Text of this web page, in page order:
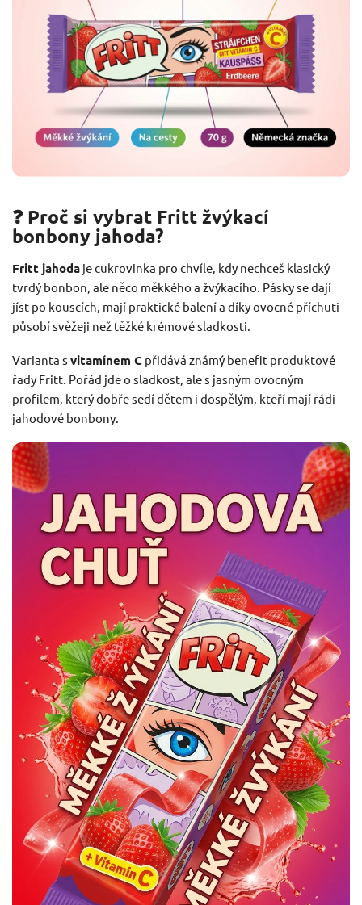
❓ Proč si vybrat Fritt žvýkací
bonbony jahoda?
Fritt jahoda je cukrovinka pro chvíle, kdy nechceš klasický
tvrdý bonbon, ale něco měkkého a žvýkacího. Pásky se dají
jíst po kouscích, mají praktické balení a díky ovocné příchuti
působí svěžeji než těžké krémové sladkosti.
Varianta s vitamínem C přidává známý benefit produktové
řady Fritt. Pořád jde o sladkost, ale s jasným ovocným
profilem, který dobře sedí dětem i dospělým, kteří mají rádi
jahodové bonbony.